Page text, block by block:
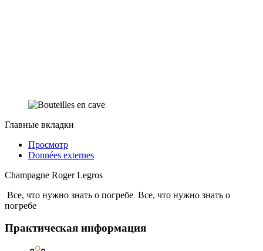
Главные вкладки
Просмотр
Données externes
Champagne Roger Legros
Все, что нужно знать о погребе Все, что нужно знать о
погребе
Практическая информация